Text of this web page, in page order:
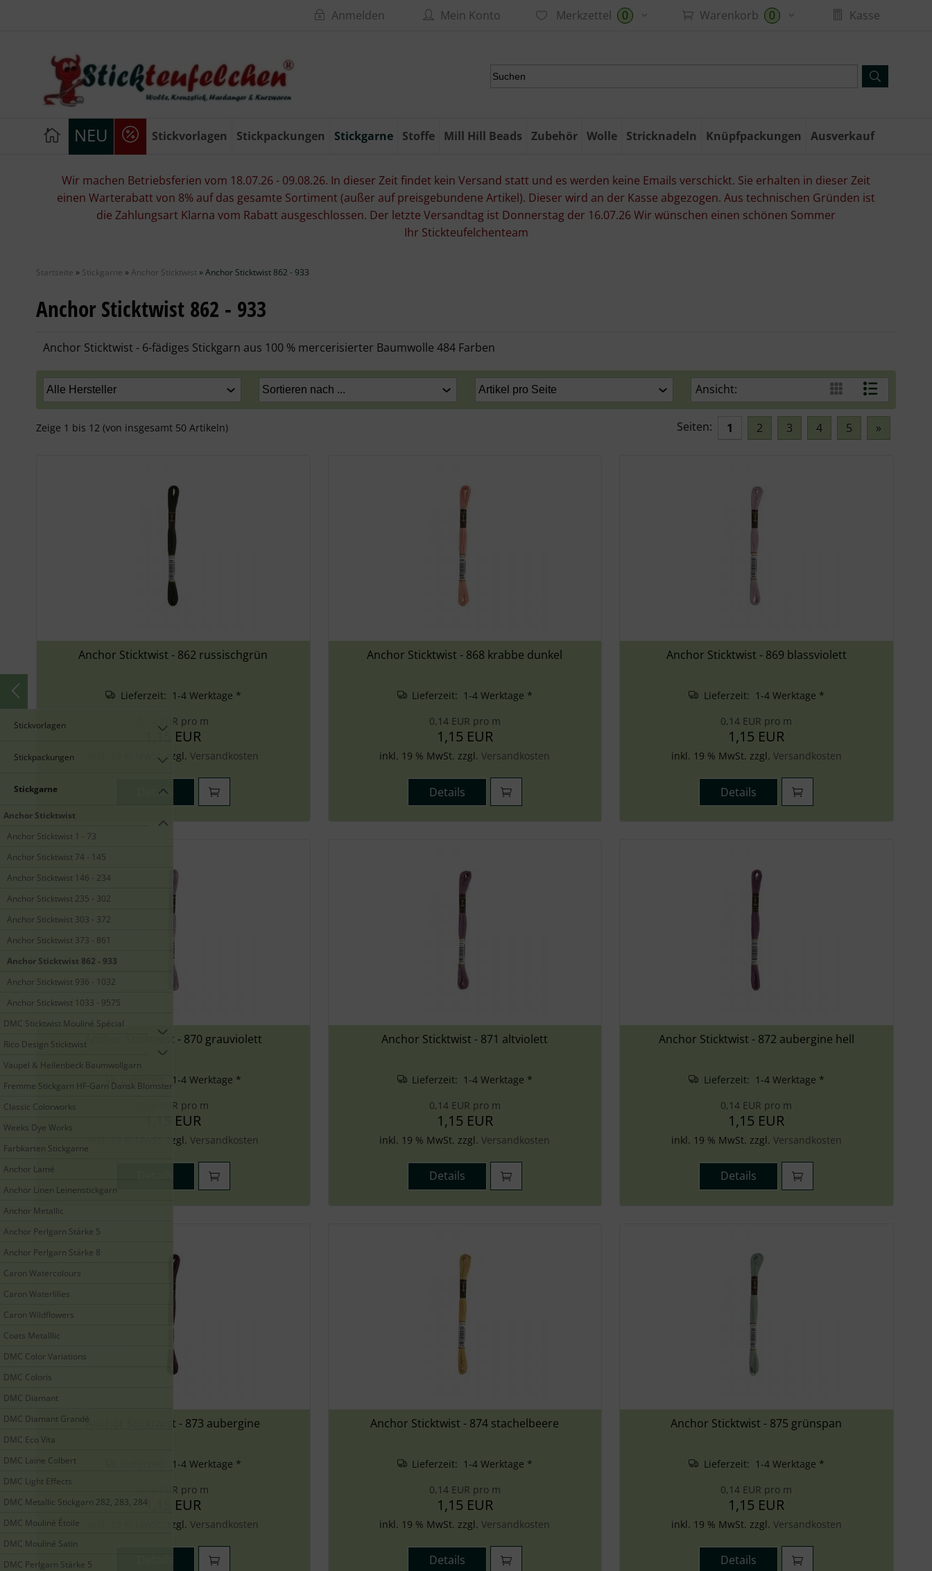
Anmelden Mein Konto Merkzettel 0 Warenkorb 0 Kasse
NEU Stickvorlagen Stickpackungen Stickgarne Stoffe Mill Hill Beads Zubehör Wolle Stricknadeln Knüpfpackungen Ausverkauf
Stickvorlagen
Stickpackungen
Stickgarne
Anchor Sticktwist
Anchor Sticktwist 1 - 73
Anchor Sticktwist 74 - 145
Anchor Sticktwist 146 - 234
Anchor Sticktwist 235 - 302
Anchor Sticktwist 303 - 372
Anchor Sticktwist 373 - 861
Anchor Sticktwist 862 - 933
Anchor Sticktwist 936 - 1032
Anchor Sticktwist 1033 - 9575
DMC Sticktwist Mouliné Spécial
Rico Design Sticktwist
Vaupel & Heilenbeck Baumwollgarn
Fremme Stickgarn HF-Garn Dansk Blomstergarn
Classic Colorworks
Weeks Dye Works
Farbkarten Stickgarne
Anchor Lamé
Anchor Linen Leinenstickgarn
Anchor Metallic
Anchor Perlgarn Stärke 5
Anchor Perlgarn Stärke 8
Caron Watercolours
Caron Waterlilies
Caron Wildflowers
Coats Metalllic
DMC Color Variations
DMC Coloris
DMC Diamant
DMC Diamant Grandé
DMC Eco Vita
DMC Laine Colbert
DMC Light Effects
DMC Metallic Stickgarn 282, 283, 284
DMC Mouliné Étoile
DMC Mouliné Satin
DMC Perlgarn Stärke 5
Wir machen Betriebsferien vom 18.07.26 - 09.08.26. In dieser Zeit findet kein Versand statt und es werden keine Emails verschickt. Sie erhalten in dieser Zeit
einen Warterabatt von 8% auf das gesamte Sortiment (außer auf preisgebundene Artikel). Dieser wird an der Kasse abgezogen. Aus technischen Gründen ist
die Zahlungsart Klarna vom Rabatt ausgeschlossen. Der letzte Versandtag ist Donnerstag der 16.07.26 Wir wünschen einen schönen Sommer
Ihr Stickteufelchenteam
Startseite » Stickgarne »Anchor Sticktwist »Anchor Sticktwist 862 - 933
Anchor Sticktwist 862 - 933
Anchor Sticktwist - 6-fädiges Stickgarn aus 100 % mercerisierter Baumwolle 484 Farben
Ansicht:
Zeige 1 bis 12 (von insgesamt 50 Artikeln) Seiten: 1 2 3 4 5 »
Anchor Sticktwist - 862 russischgrün
Lieferzeit: 1-4 Werktage *
0,14 EUR pro m
1,15 EUR
inkl. 19 % MwSt. zzgl. Versandkosten
Details
Anchor Sticktwist - 868 krabbe dunkel
Lieferzeit: 1-4 Werktage *
0,14 EUR pro m
1,15 EUR
inkl. 19 % MwSt. zzgl.Versandkosten
Details
Anchor Sticktwist - 869 blassviolett
Lieferzeit: 1-4 Werktage *
0,14 EUR pro m
1,15 EUR
inkl. 19 % MwSt. zzgl. Versandkosten
Details
Anchor Sticktwist - 870 grauviolett
Lieferzeit: 1-4 Werktage *
0,14 EUR pro m
1,15 EUR
inkl. 19 % MwSt. zzgl. Versandkosten
Anchor Sticktwist - 871 altviolett
Lieferzeit: 1-4 Werktage *
0,14 EUR pro m
1,15 EUR
inkl. 19 % MwSt. zzgl.Versandkosten
Details
Anchor Sticktwist - 872 aubergine hell
Lieferzeit: 1-4 Werktage *
0,14 EUR pro m
1,15 EUR
inkl. 19 % MwSt. zzgl. Versandkosten
Details
Anchor Sticktwist - 873 aubergine
Lieferzeit: 1-4 Werktage *
0,14 EUR pro m
1,15 EUR
inkl. 19 % MwSt. zzgl. Versandkosten
Anchor Sticktwist - 874 stachelbeere
Lieferzeit: 1-4 Werktage *
0,14 EUR pro m
1,15 EUR
inkl. 19 % MwSt. zzgl.Versandkosten
Details
Anchor Sticktwist - 875 grünspan
Lieferzeit: 1-4 Werktage *
0,14 EUR pro m
1,15 EUR
inkl. 19 % MwSt. zzgl. Versandkosten
Details